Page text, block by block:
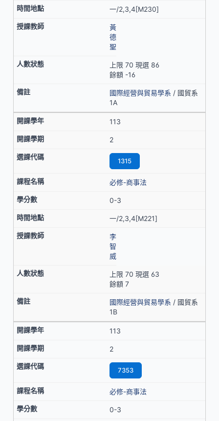
一/2,3,4[M230]
黃
德
聖
上限 70 現選 86
餘額 -16
國際經營與貿易學系 / 國貿系
1A
113
2
1315
必修-商事法
0-3
一/2,3,4[M221]
李
智
威
上限 70 現選 63
餘額 7
國際經營與貿易學系 / 國貿系
1B
113
2
7353
必修-商事法
0-3